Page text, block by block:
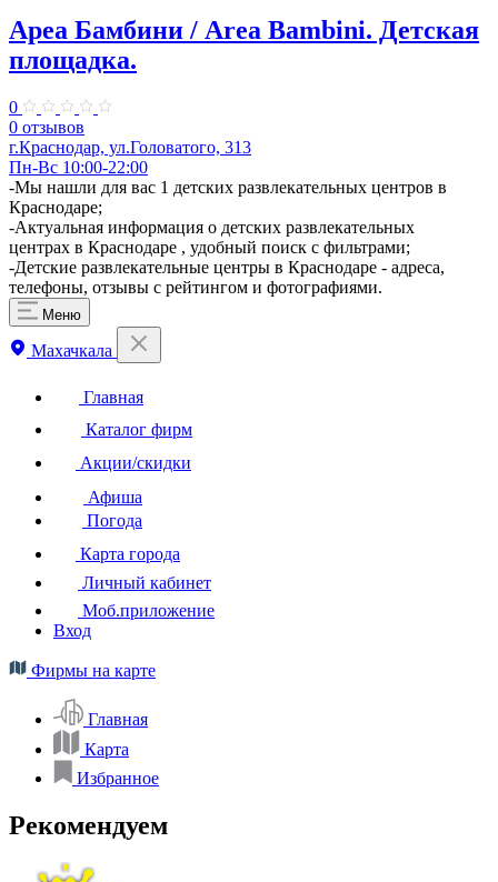
Ареа Бамбини / Area Bambini. ​Детская
площадка.
0
0 отзывов
г.Краснодар, ул.Головатого, 313
Пн-Вс 10:00-22:00
-Мы нашли для вас 1 детских развлекательных центров в
Краснодаре;
-Актуальная информация о детских развлекательных
центрах в Краснодаре , удобный поиск с фильтрами;
-Детские развлекательные центры в Краснодаре - адреса,
телефоны, отзывы с рейтингом и фотографиями.
Меню
Махачкала
Главная
Каталог фирм
Акции/скидки
Афиша
Погода
Карта города
Личный кабинет
Моб.приложение
Вход
Фирмы на карте
Главная
Карта
Избранное
Рекомендуем